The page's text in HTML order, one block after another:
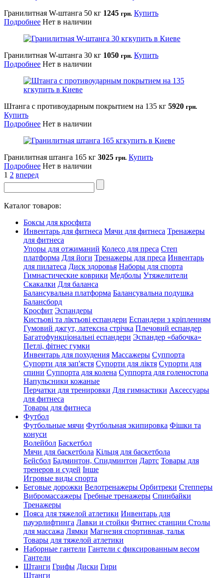
Гранилитная W-штанга 50 кг 1245 грн. Купить
Подробнее Нет в наличии
Гранилитная W-штанга 30 кг 1050 грн. Купить
Подробнее Нет в наличии
Штанга с противоударным покрытием на 135 кг 5920 грн.
Купить
Подробнее Нет в наличии
Гранилитная штанга 165 кг 3025 грн. Купить
Подробнее Нет в наличии
1 2 вперед
Каталог товаров:
Боксы для кросфита
Инвентарь для фитнеса Мячи для фитнеса Тренажеры
для фитнеса
Упоры для отжиманий Колесо для преса Степ
платформа Для йоги Тренажеры для преса Инвентарь
для пилатеса Диск здоровья Наборы для спорта
Гимнастические коврики Медболы Утяжелители
Скакалки Для баланса
Балансувальна платформа Балансувальна подушка
Балансборд
Кросфит Эспандеры
Кистьові та ліктьові еспандери Еспандери з кріпленням
Гумовий джгут, латексна стрічка Плечовий еспандер
Багатофункціональні еспандери Эспандер «бабочка»
Петлі, фітнес гумки
Инвентарь для похудения Массажеры Суппорта
Супорти для зап'ястя Супорти для ліктя Супорти для
спини Суппорта для колена Суппорта для голеностопа
Напульсники кожаные
Перчатки для тренировки Для гимнастики Аксессуары
для фитнеса
Товары для фитнеса
Футбол
Футбольные мячи Футбольная экипировка Фішки та
конуси
Волейбол Баскетбол
Мячи для баскетбола Кільця для баскетбола
Бейсбол Бадминтон, Спидминтон Дартс Товары для
тренеров и судей Інше
Игровые виды спорта
Беговые дорожки Велотренажеры Орбитреки Степперы
Вибромассажеры Гребные тренажеры Спинбайки
Тренажеры
Пояса для тяжелой атлетики Инвентарь для
пауэрлифтинга Лавки и стойки Фитнес станции Столы
для массажа Лямки Магнезия спортивная, тальк
Товары для тяжелой атлетики
Наборные гантели Гантели с фиксированным весом
Гантели
Штанги Грифы Диски Гири
Штанги